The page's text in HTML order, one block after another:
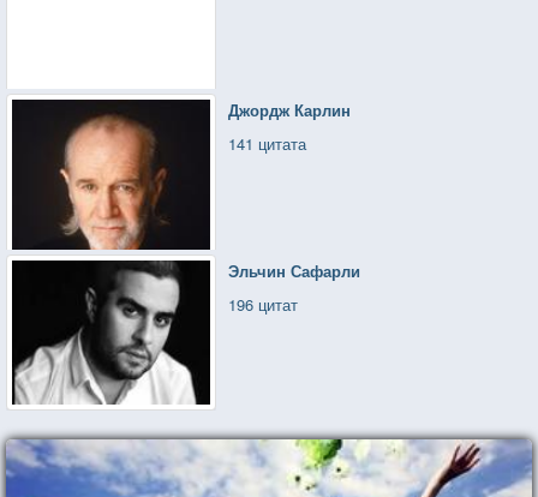
Джордж Карлин
141 цитата
Эльчин Сафарли
196 цитат